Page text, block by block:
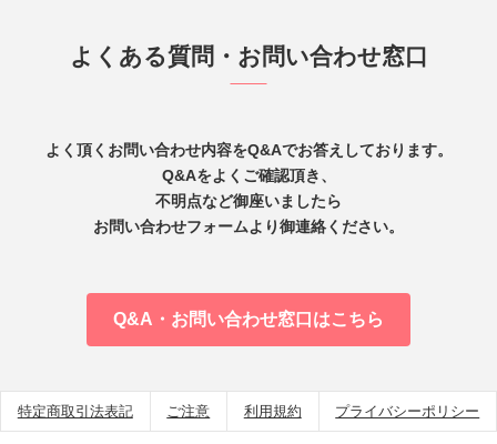
よくある質問・お問い合わせ窓口
よく頂くお問い合わせ内容をQ&Aでお答えしております。
Q&Aをよくご確認頂き、
不明点など御座いましたら
お問い合わせフォームより御連絡ください。
Q&A・お問い合わせ窓口はこちら
特定商取引法表記 ご注意 利用規約 プライバシーポリシー